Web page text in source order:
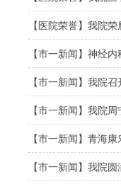
【医院荣誉】我院
【市一新闻】神经
【市一新闻】我院
【市一新闻】我院
【市一新闻】青海
【市一新闻】我院